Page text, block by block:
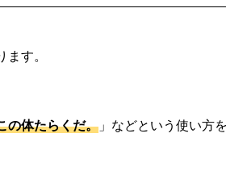
す。
の体たらくだ。 」などという使い方